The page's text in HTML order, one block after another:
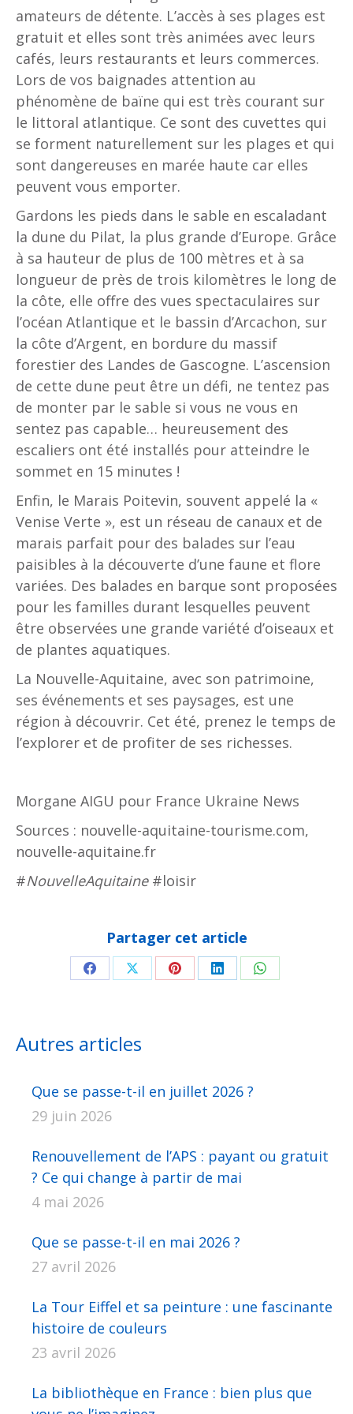
amateurs de détente. L’accès à ses plages est
gratuit et elles sont très animées avec leurs
cafés, leurs restaurants et leurs commerces.
Lors de vos baignades attention au
phénomène de baïne qui est très courant sur
le littoral atlantique. Ce sont des cuvettes qui
se forment naturellement sur les plages et qui
sont dangereuses en marée haute car elles
peuvent vous emporter.
Gardons les pieds dans le sable en escaladant
la dune du Pilat, la plus grande d’Europe. Grâce
à sa hauteur de plus de 100 mètres et à sa
longueur de près de trois kilomètres le long de
la côte, elle offre des vues spectaculaires sur
l’océan Atlantique et le bassin d’Arcachon, sur
la côte d’Argent, en bordure du massif
forestier des Landes de Gascogne. L’ascension
de cette dune peut être un défi, ne tentez pas
de monter par le sable si vous ne vous en
sentez pas capable… heureusement des
escaliers ont été installés pour atteindre le
sommet en 15 minutes !
Enfin, le Marais Poitevin, souvent appelé la «
Venise Verte », est un réseau de canaux et de
marais parfait pour des balades sur l’eau
paisibles à la découverte d’une faune et flore
variées. Des balades en barque sont proposées
pour les familles durant lesquelles peuvent
être observées une grande variété d’oiseaux et
de plantes aquatiques.
La Nouvelle-Aquitaine, avec son patrimoine,
ses événements et ses paysages, est une
région à découvrir. Cet été, prenez le temps de
l’explorer et de profiter de ses richesses.
Morgane AIGU pour France Ukraine News
Sources : nouvelle-aquitaine-tourisme.com,
nouvelle-aquitaine.fr
#NouvelleAquitaine#loisir
Partager cet article
PartagerPartagerPartagerPartagerPartager
Autres articles
Que se passe-t-il en juillet 2026 ?
29 juin 2026
Renouvellement de l’APS : payant ou gratuit
? Ce qui change à partir de mai
4 mai 2026
Que se passe-t-il en mai 2026 ?
27 avril 2026
La Tour Eiffel et sa peinture : une fascinante
histoire de couleurs
23 avril 2026
La bibliothèque en France : bien plus que